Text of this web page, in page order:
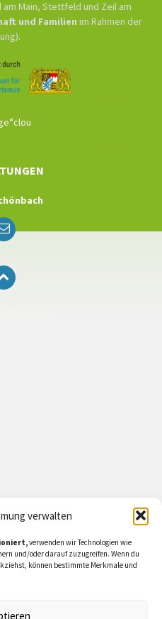
verwalten
verwenden wir Technologien wie
und/oder darauf zuzugreifen. Wenn du
können bestimmte Merkmale und
Main, Stettfeld und Zeil am
und Familien im Rahmen der
Bürgermeister/in schreiben.
Email